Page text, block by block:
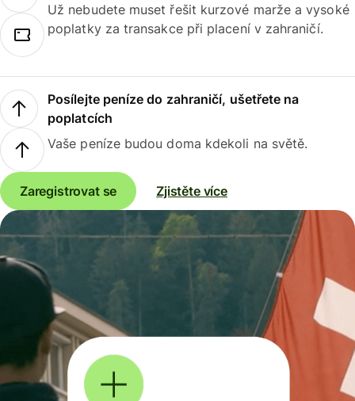
Už nebudete muset řešit kurzové marže a vysoké
poplatky za transakce při placení v zahraničí.
Posílejte peníze do zahraničí, ušetřete na
poplatcích
Vaše peníze budou doma kdekoli na světě.
Zaregistrovat se Zjistěte více